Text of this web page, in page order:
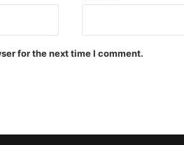
for the next time I comment.